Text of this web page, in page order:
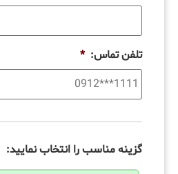
تلفن تماس: *
گزینه مناسب را انتخاب نمایید: